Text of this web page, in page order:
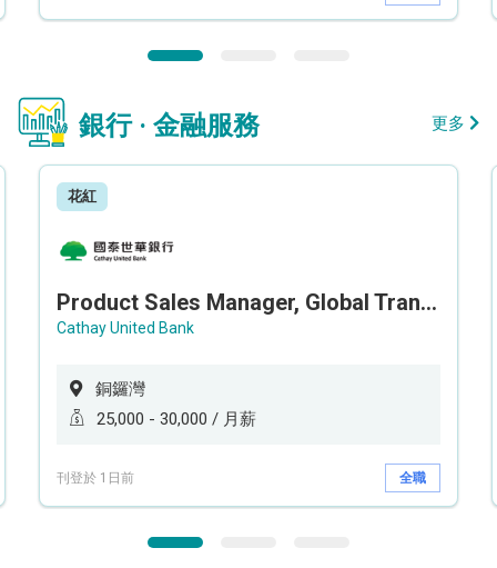
銀行 · 金融服務 更多
花紅
Product Sales Manager, Global Transaction Service (GTS)
Cathay United Bank
銅鑼灣
25,000 - 30,000 / 月薪
刊登於 1日前 全職